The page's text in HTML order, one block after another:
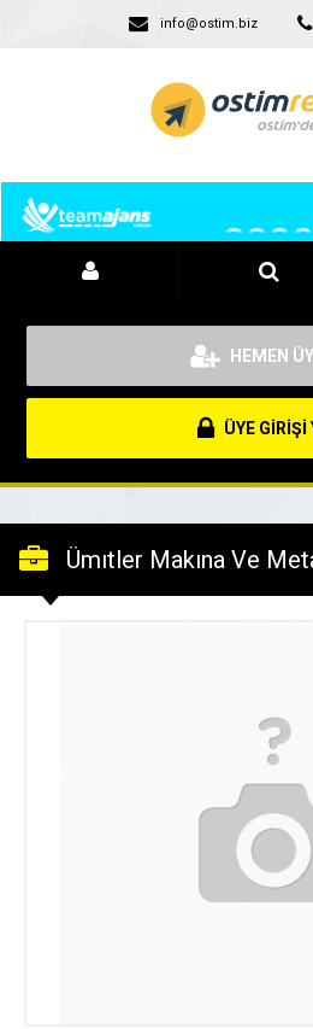
info@ostim.biz
HEMEN
ÜYE GİRİŞİ
Ümıtler Makına Ve